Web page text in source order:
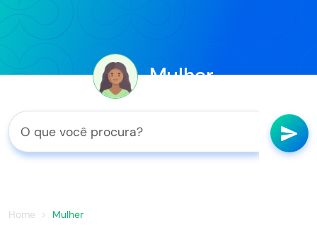
Mulher
Home Mulher